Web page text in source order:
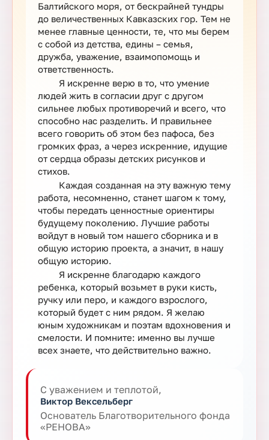
Балтийского моря, от бескрайней тундры
до величественных Кавказских гор. Тем не
менее главные ценности, те, что мы берем
с собой из детства, едины – семья,
дружба, уважение, взаимопомощь и
ответственность.
Я искренне верю в то, что умение
людей жить в согласии друг с другом
сильнее любых противоречий и всего, что
способно нас разделить. И правильнее
всего говорить об этом без пафоса, без
громких фраз, а через искренние, идущие
от сердца образы детских рисунков и
стихов.
Каждая созданная на эту важную тему
работа, несомненно, станет шагом к тому,
чтобы передать ценностные ориентиры
будущему поколению. Лучшие работы
войдут в новый том нашего сборника и в
общую историю проекта, а значит, в нашу
общую историю.
Я искренне благодарю каждого
ребенка, который возьмет в руки кисть,
ручку или перо, и каждого взрослого,
который будет с ним рядом. Я желаю
юным художникам и поэтам вдохновения и
смелости. И помните: именно вы лучше
всех знаете, что действительно важно.
С уважением и теплотой,
Виктор Вексельберг
Основатель Благотворительного фонда
«РЕНОВА»